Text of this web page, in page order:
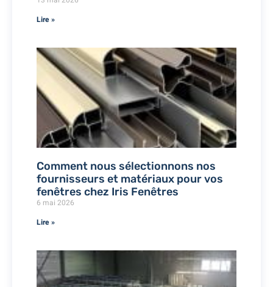
Lire »
Comment nous sélectionnons nos
fournisseurs et matériaux pour vos
fenêtres chez Iris Fenêtres
6 mai 2026
Lire »